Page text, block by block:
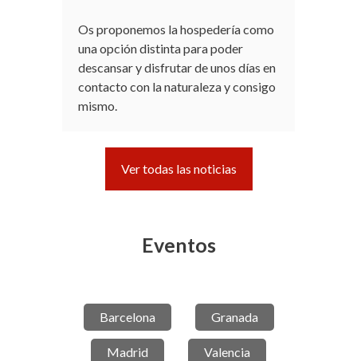
Os proponemos la hospedería como
una opción distinta para poder
descansar y disfrutar de unos días en
contacto con la naturaleza y consigo
mismo.
Ver todas las noticias
Eventos
Barcelona Granada
Madrid Valencia